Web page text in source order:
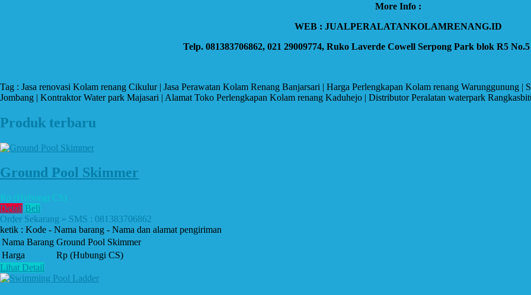
More Info :
WEB : JUALPERALATANKOLAMRENANG.ID
Telp. 081383706862, 021 29009774, Ruko Laverde Cowell Serpong Park blok R5
Tag : Jasa renovasi Kolam renang Cikulur | Jasa Perawatan Kolam Renang Banjarsari | Harga Perlengkapan Kolam renang Warunggunung |
Jombang | Kontraktor Water park Majasari | Alamat Toko Perlengkapan Kolam renang Kaduhejo | Distributor Peralatan waterpark
Produk terbaru
Ground Pool Skimmer
Rp (Hubungi CS)
Detail Beli
Order Sekarang » SMS : 081383706862
ketik : Kode - Nama barang - Nama dan alamat pengiriman
Nama Barang Ground Pool Skimmer
Harga
Rp (Hubungi CS)
Lihat Detail